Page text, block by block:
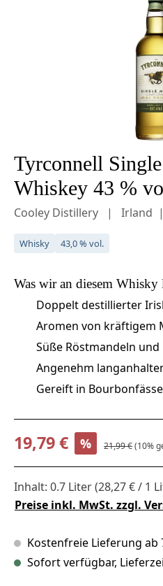
Tyrconnell
Whiskey 43 %
Cooley Distillery Irland
Whisky 43,0 % vol.
Was wir an diesem Whisky
Doppelt destillierter
Aromen von kräftigem
Süße Röstmandeln und
Angenehm
Gereift in
Verkaufspreis:
19,79 € % Regulärer
21,99 €(10%
Inhalt: 0.7 Liter(28,27 € / 1
Preise inkl. MwSt. zzgl.
Kostenfreie Lieferung ab
Sofort verfügbar,